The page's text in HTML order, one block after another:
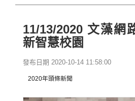
11/13/2020 文藻網
新智慧校園
發布日期 2020-10-14 11:58:00
2020年頭條新聞